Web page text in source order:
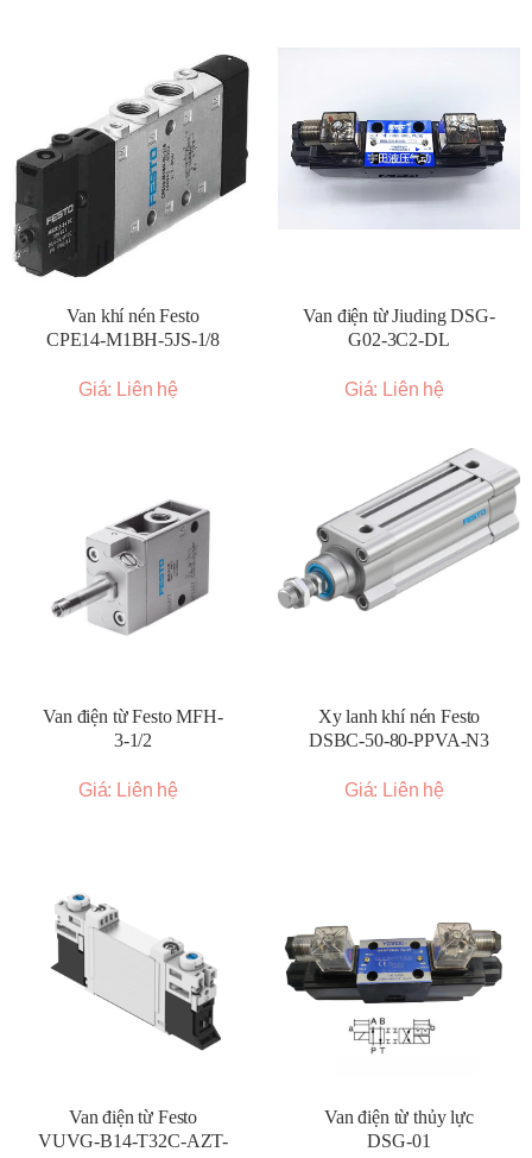
Van khí nén Festo
CPE14-M1BH-5JS-1/8
Giá: Liên hệ
Van điện từ Jiuding DSG-
G02-3C2-DL
Giá: Liên hệ
Van điện từ Festo MFH-
3-1/2
Giá: Liên hệ
Xy lanh khí nén Festo
DSBC-50-80-PPVA-N3
Giá: Liên hệ
Van điện từ Festo
VUVG-B14-T32C-AZT-
Van điện từ thủy lực
DSG-01